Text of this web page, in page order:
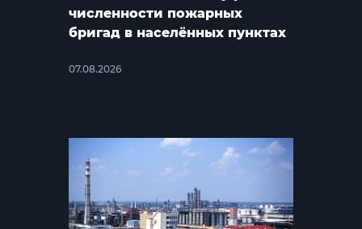
численности пожарных
бригад в населённых пунктах
07.08.2026